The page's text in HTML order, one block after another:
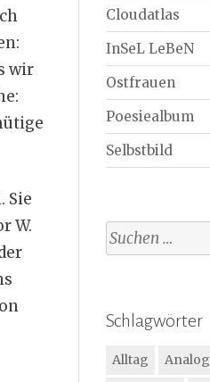
wir
Sie
W.
Cloudatlas
InSeL LeBeN
Ostfrauen
Poesiealbum
Selbstbild
Suchen
nach:
Schlagwörter
Alltag Analog